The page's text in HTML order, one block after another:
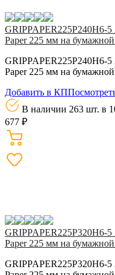
GRIPPAPER225P240H6-
Paper 225 мм на
GRIPPAPER225P240H6-
Paper 225 мм на
Добавить в КП
В наличии 263 шт. в
677 ₽
GRIPPAPER225P320H6-
Paper 225 мм на
GRIPPAPER225P320H6-